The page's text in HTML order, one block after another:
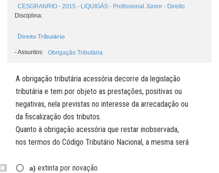
CESGRANRIO - 2015 - LIQUIGÁS - Profissional Júnior - Direito
Disciplina:
Direito Tributário
-Assuntos: Obrigação Tributária
A obrigação tributária acessória decorre da legislação
tributária e tem por objeto as prestações, positivas ou
negativas, nela previstas no interesse da arrecadação ou
da fiscalização dos tributos.
Quanto à obrigação acessória que restar inobservada,
nos termos do Código Tributário Nacional, a mesma será
a) extinta por novação